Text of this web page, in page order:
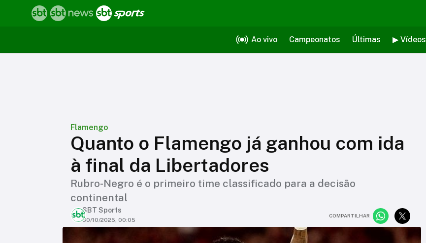
Ao vivo Campeonatos Últimas ▶ Vídeos
Flamengo
Quanto o Flamengo já ganhou com ida
à final da Libertadores
Rubro-Negro é o primeiro time classificado para a decisão
continental
SBT Sports
30/10/2025, 00:05
COMPARTILHAR